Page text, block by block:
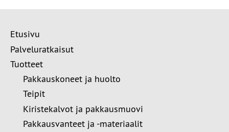
Etusivu
Palveluratkaisut
Tuotteet
Pakkauskoneet ja huolto
Teipit
Kiristekalvot ja pakkausmuovi
Pakkausvanteet ja -materiaalit